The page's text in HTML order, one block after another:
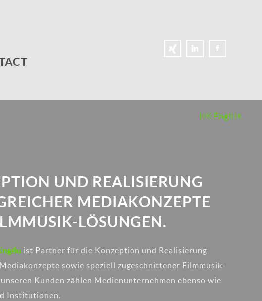
UK English
UND REALISIERUNG
MEDIAKONZEPTE
LÖSUNGEN.
ist Partner für die Konzeption und Realisierung
sowie speziell zugeschnittener Filmmusik-
unseren Kunden zählen Medienunternehmen ebenso wie
Institutionen.